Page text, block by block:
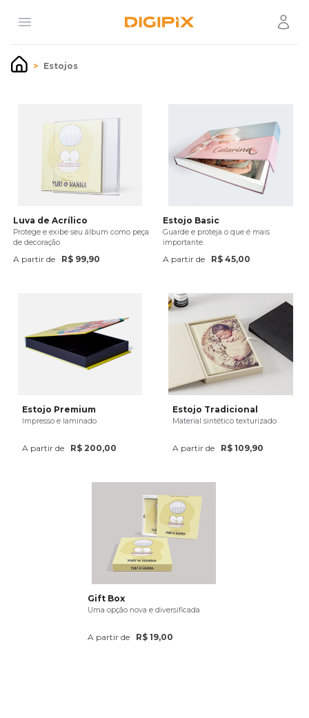
Open menu Digipix
Estojos
Luva de Acrílico
Protege e exibe seu álbum como peça
de decoração
A partir de R$ 99,90
Estojo Basic
Guarde e proteja o que é mais
importante.
A partir de R$ 45,00
Estojo Premium
Impresso e laminado
A partir de R$ 200,00
Estojo Tradicional
Material sintético texturizado
A partir de R$ 109,90
Gift Box
Uma opção nova e diversificada
A partir de R$ 19,00